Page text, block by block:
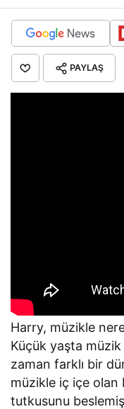
PAYLAŞ
Harry, müzikle
Küçük yaşta
zaman farklı bir
müzikle iç içe olan
tutkusunu